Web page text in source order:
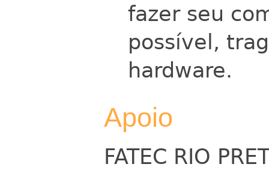
fazer seu
possível,
hardware.
Apoio
FATEC RIO